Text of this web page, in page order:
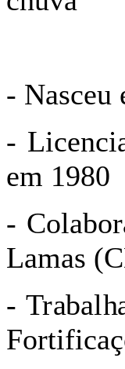
- Nasceu
-
em 1980
-
Lamas
-